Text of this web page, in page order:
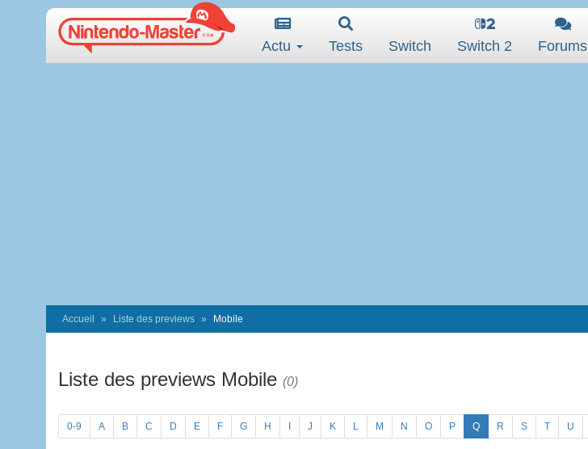
Actu Tests Switch Switch 2 Forums
Accueil Liste des previews Mobile
Liste des previews Mobile (0)
0-9 A B C D E F G H J K L M N O P Q R S T U